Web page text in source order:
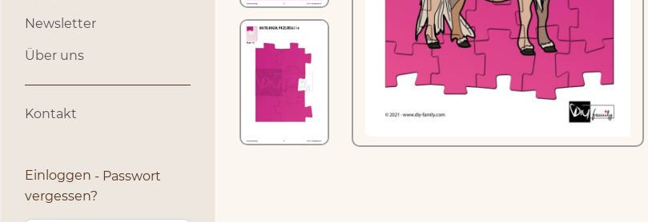
Newsletter
Über uns
Kontakt
Einloggen
Passwort
vergessen?